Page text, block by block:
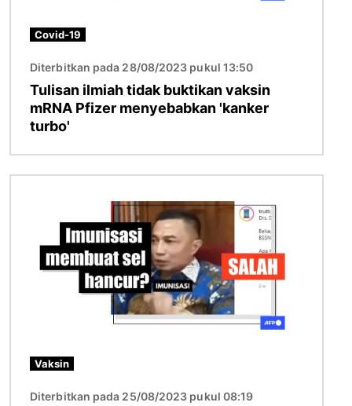
Covid-19
Diterbitkan pada 28/08/2023 pukul 13:50
Tulisan ilmiah tidak buktikan vaksin
mRNA Pfizer menyebabkan 'kanker
turbo'
Vaksin
Diterbitkan pada 25/08/2023 pukul 08:19